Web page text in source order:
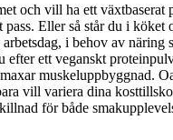
och vill ha ett växtbaserat
Eller så står du i köket
i behov av näring
efter ett veganskt
muskeluppbyggnad.
vill variera dina
för både